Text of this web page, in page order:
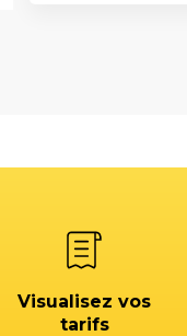
Visualisez vos
tarifs